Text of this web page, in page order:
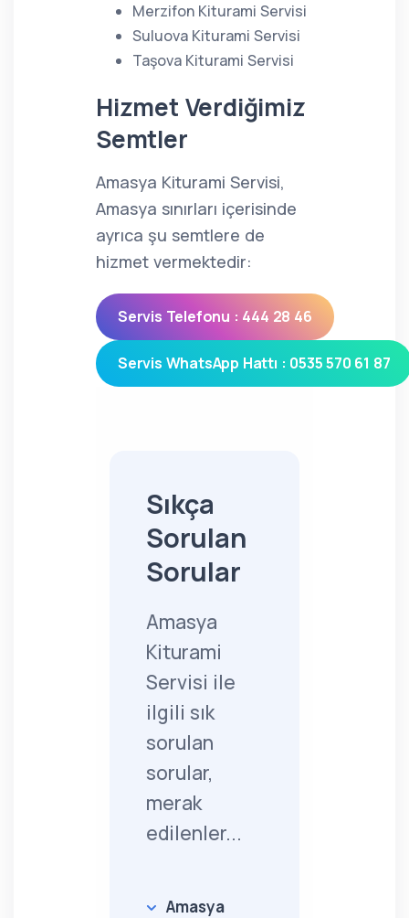
Merzifon Kiturami Servisi
Suluova Kiturami Servisi
Taşova Kiturami Servisi
Hizmet Verdiğimiz
Semtler
Amasya Kiturami Servisi,
Amasya sınırları içerisinde
ayrıca şu semtlere de
hizmet vermektedir:
Servis Telefonu : 444 28 46
Servis WhatsApp Hattı : 0535 570 61 87
Sıkça
Sorulan
Sorular
Amasya
Kiturami
Servisi ile
ilgili sık
sorulan
sorular,
merak
edilenler...
Amasya